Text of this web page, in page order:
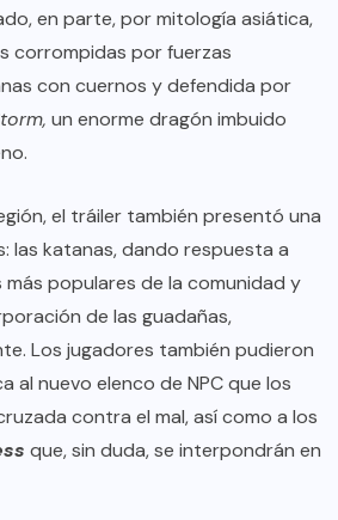
en parte, por mitología asiática,
corrompidas por fuerzas
con cuernos y defendida por
un enorme dragón imbuido
el tráiler también presentó una
las katanas, dando respuesta a
populares de la comunidad y
de las guadañas,
Los jugadores también pudieron
al nuevo elenco de NPC que los
contra el mal, así como a los
que, sin duda, se interpondrán en